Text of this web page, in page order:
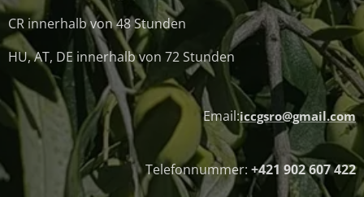
CR innerhalb von 48 Stunden
HU, AT, DE innerhalb von 72 Stunden
Email:iccgsro@gmail.com
Telefonnummer: +421 902 607 422